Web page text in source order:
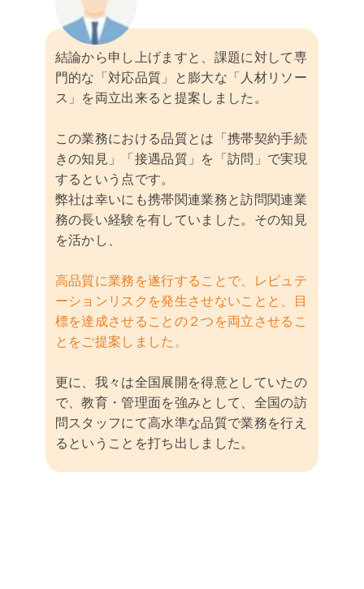
結論から申し上げますと、課題に対して専
門的な「対応品質」と膨大な「人材リソー
ス」を両立出来ると提案しました。
この業務における品質とは「携帯契約手続
きの知見」「接遇品質」を「訪問」で実現
するという点です。
弊社は幸いにも携帯関連業務と訪問関連業
務の長い経験を有していました。その知見
を活かし、
高品質に業務を遂行することで、レピュテ
ーションリスクを発生させないことと、目
標を達成させることの２つを両立させるこ
とをご提案しました。
更に、我々は全国展開を得意としていたの
で、教育・管理面を強みとして、全国の訪
問スタッフにて高水準な品質で業務を行え
るということを打ち出しました。